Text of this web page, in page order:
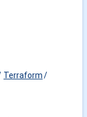
Terraform